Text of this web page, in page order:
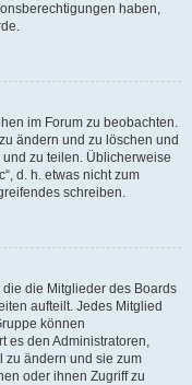
haben,
im Forum zu beobachten.
ändern und zu löschen und
zu teilen. Üblicherweise
d. h. etwas nicht zum
schreiben.
die Mitglieder des Boards
aufteilt. Jedes Mitglied
können
es den Administratoren,
zu ändern und sie zum
oder ihnen Zugriff zu